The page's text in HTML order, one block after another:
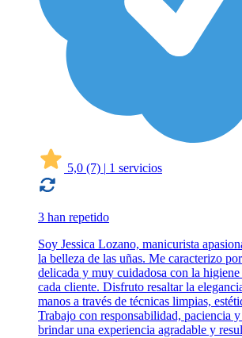
5,0 (7) | 1 servicios
3 han repetido
Soy Jessica Lozano, manicurista
la belleza de las uñas. Me caracterizo
delicada y muy cuidadosa con la
cada cliente. Disfruto resaltar la
manos a través de técnicas limpias,
Trabajo con responsabilidad, paciencia
brindar una experiencia agradable y